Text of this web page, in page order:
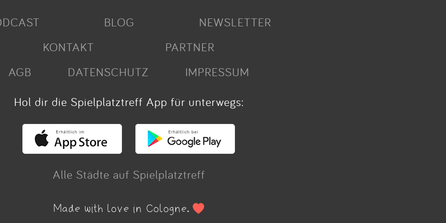
BLOG
NEWSLETTER
KONTAKT
PARTNER
AGB
DATENSCHUTZ
IMPRESSUM
Hol dir die Spielplatztreff App für unterwegs:
Alle Städte auf Spielplatztreff
Made with love in Cologne.